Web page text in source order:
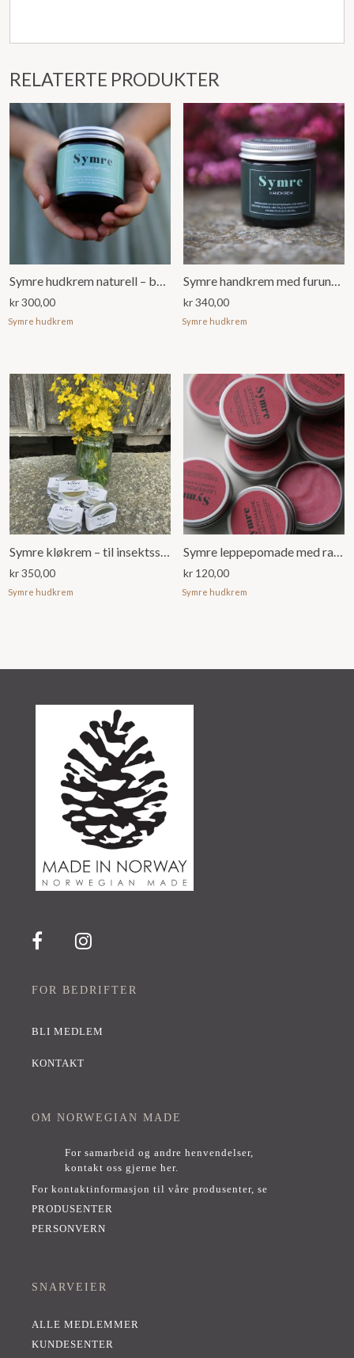
RELATERTE PRODUKTER
Symre hudkrem naturell – barnesalve/sensitiv hud (60ml)
kr300,00
Symre hudkrem
Symre handkrem med furunålolje (60ml)
kr340,00
Symre hudkrem
kr350,00
Symre hudkrem
kr 120,00
Symre hudkrem
FOR BEDRIFTER
BLI MEDLEM
KONTAKT
OM NORWEGIAN MADE
For samarbeid og andre henvendelser,
kontakt oss gjerne her.
For kontaktinformasjon til våre produsenter, se
PRODUSENTER
PERSONVERN
SNARVEIER
ALLE MEDLEMMER
KUNDESENTER